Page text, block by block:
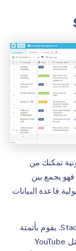
تمكنك من
يجمع بين
قاعدة البيانات
لا تحتاج إلى معرفة البرمجة لاستخدام Stackby. يقوم بأتمتة
سير العمل عبر خدمات الجهات الخارجية مثل YouTube